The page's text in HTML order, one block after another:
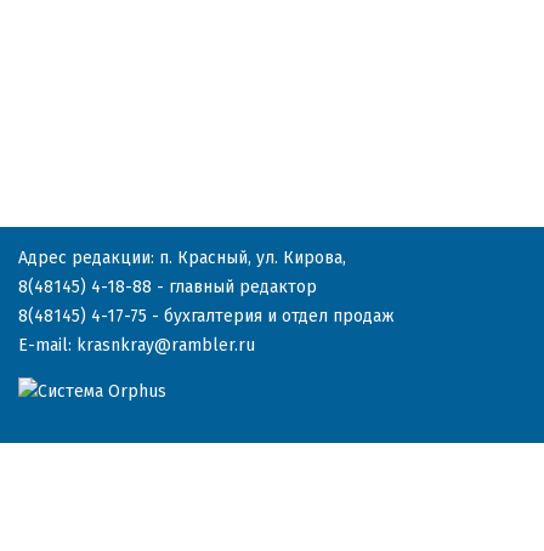
Адрес редакции: п. Красный, ул. Кирова,
8(48145) 4-18-88 - главный редактор
8(48145) 4-17-75 - бухгалтерия и отдел продаж
E-mail: krasnkray@rambler.ru